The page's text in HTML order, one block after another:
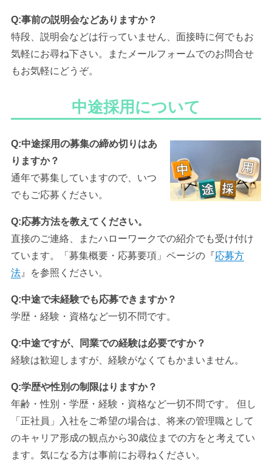
Q:事前の説明会などありますか？
特段、説明会などは行っていません、面接時に何でもお
気軽にお尋ね下さい。またメールフォームでのお問合せ
もお気軽にどうぞ。
中途採用について
Q:中途採用の募集の締め切りはあ
りますか？
通年で募集していますので、いつ
でもご応募ください。
Q:応募方法を教えてください。
直接のご連絡、またハローワークでの紹介でも受け付け
ています。「募集概要・応募要項」ページの『応募方
法 』を参照ください。
Q:中途で未経験でも応募できますか？
学歴・経験・資格など一切不問です。
Q:中途ですが、同業での経験は必要ですか？
経験は歓迎しますが、経験がなくてもかまいません。
Q:学歴や性別の制限はりますか？
年齢・性別・学歴・経験・資格など一切不問です。 但し
「正社員」入社をご希望の場合は、将来の管理職として
のキャリア形成の観点から30歳位までの方をと考えてい
ます。気になる方は事前にお尋ねください。